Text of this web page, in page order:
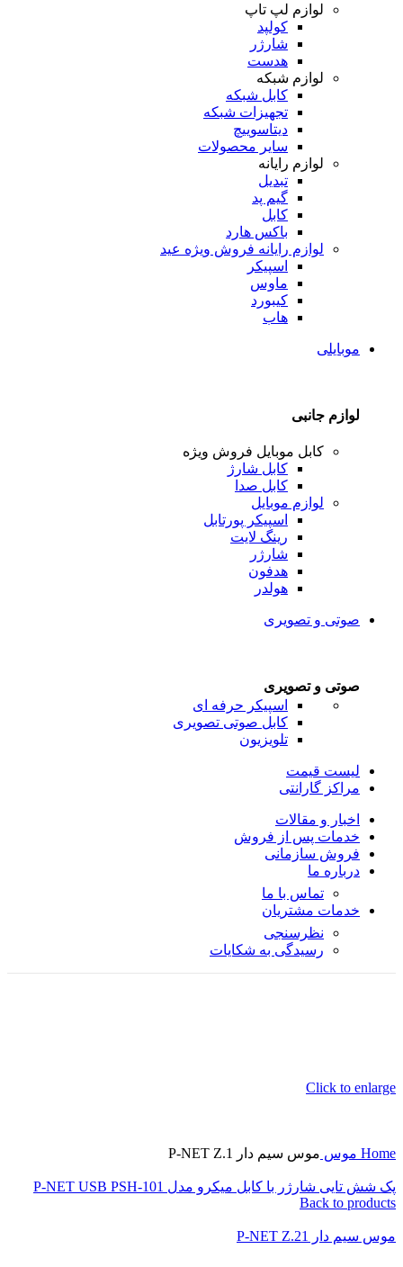
لوازم لپ تاپ
کولپد
شارژر
هدست
لوازم شبکه
کابل شبکه
تجهیزات شبکه
دیتاسوییچ
سایر محصولات
لوازم رایانه
تبدیل
گیم پد
کابل
باکس هارد
لوازم رایانه فروش ویژه عید
اسپیکر
ماوس
کیبورد
هاب
موبایلی
لوازم جانبی
کابل موبایل فروش ویژه
کابل شارژ
کابل صدا
لوازم موبایل
اسپیکر پورتابل
رینگ لایت
شارژر
هدفون
هولدر
صوتی و تصویری
صوتی و تصویری
اسپیکر حرفه ای
کابل صوتی تصویری
تلویزیون
لیست قیمت
مراکز گارانتی
اخبار و مقالات
خدمات پس از فروش
فروش سازمانی
درباره ما
تماس با ما
خدمات مشتریان
نظرسنجی
رسیدگی به شکایات
Click to enlarge
Home موس موس سیم دار P-NET Z.1
پک شش تایی شارژر با کابل میکرو مدل P-NET USB PSH-101
Back to products
موس سیم دار P-NET Z.21